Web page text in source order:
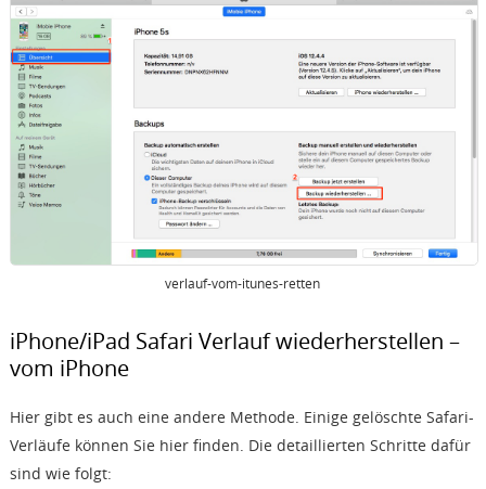
verlauf-vom-itunes-retten
iPhone/iPad Safari Verlauf wiederherstellen –
vom iPhone
Hier gibt es auch eine andere Methode. Einige gelöschte Safari-
Verläufe können Sie hier finden. Die detaillierten Schritte dafür
sind wie folgt: